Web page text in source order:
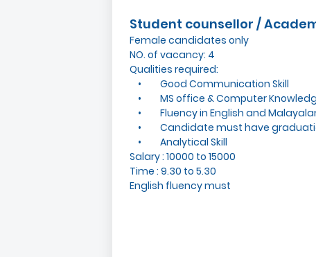
Student counsellor /
Female candidates only
NO. of vacancy: 4
Qualities required:
• Good Communication Skill
• MS office & Computer
• Fluency in English and
• Candidate must have
• Analytical Skill
Salary : 10000 to 15000
Time : 9.30 to 5.30
English fluency must